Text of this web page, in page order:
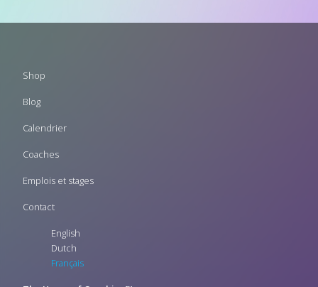
Footer
Shop
Blog
Calendrier
Coaches
Emplois et stages
Contact
English
Dutch
Français